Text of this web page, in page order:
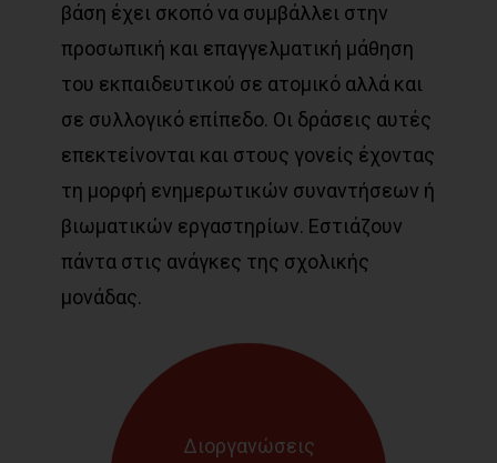
βάση έχει σκοπό να συμβάλλει στην
προσωπική και επαγγελματική μάθηση
του εκπαιδευτικού σε ατομικό αλλά και
σε συλλογικό επίπεδο. Οι δράσεις αυτές
επεκτείνονται και στους γονείς έχοντας
τη μορφή ενημερωτικών συναντήσεων ή
βιωματικών εργαστηρίων. Εστιάζουν
πάντα στις ανάγκες της σχολικής
μονάδας.
Διοργανώσεις